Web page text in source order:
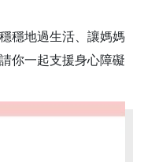
穩地過生活、讓媽媽
你一起支援身心障礙